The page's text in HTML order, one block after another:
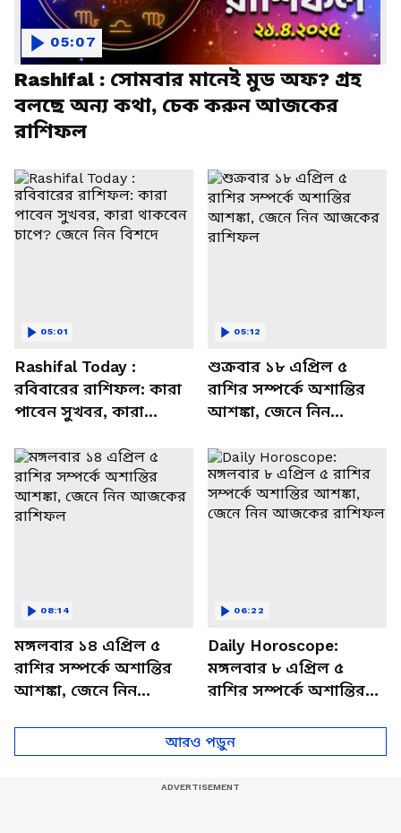
Rashifal : সোমবার মানেই মুড অফ? গ্রহ
বলছে অন্য কথা, চেক করুন আজকের
রাশিফল
05:07
Rashifal Today :
রবিবারের রাশিফল: কারা
পাবেন সুখবর, কারা
বিশদে
05:01
শুক্রবার ১৮ এপ্রিল ৫
রাশির সম্পর্কে অশান্তির
আশঙ্কা, জেনে নিন
05:12
মঙ্গলবার ১৪ এপ্রিল ৫
রাশির সম্পর্কে অশান্তির
আশঙ্কা, জেনে নিন
08:14
Daily Horoscope:
মঙ্গলবার ৮ এপ্রিল ৫
রাশির সম্পর্কে অশান্তির
আজকের রাশিফল
06:22
আরও পড়ুন